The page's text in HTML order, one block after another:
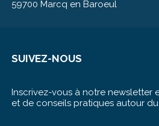
59700 Marcq en Baroeul
SUIVEZ-NOUS
Inscrivez-vous à notre newsletter
et de conseils pratiques autour